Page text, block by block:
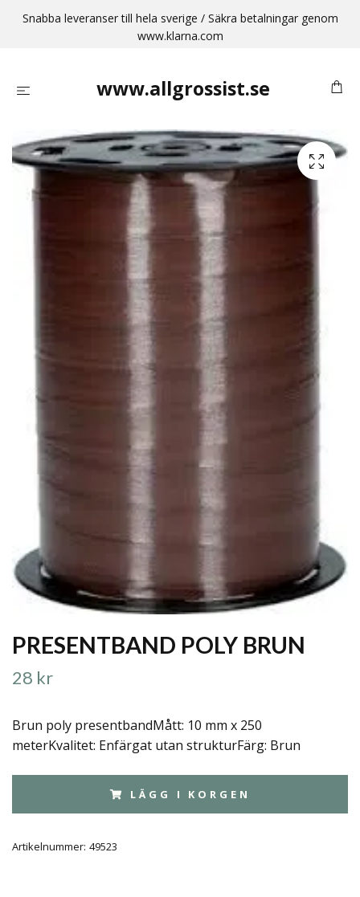
Snabba leveranser till hela sverige / Säkra betalningar genom
www.klarna.com
www.allgrossist.se
PRESENTBAND POLY BRUN
28 kr
Brun poly presentbandMått: 10 mm x 250
meterKvalitet: Enfärgat utan strukturFärg: Brun
LÄGG I KORGEN
Artikelnummer: 49523